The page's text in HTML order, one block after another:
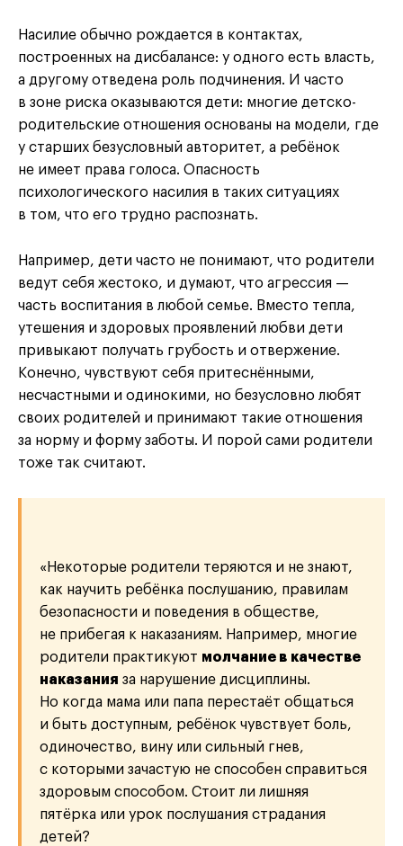
Насилие обычно рождается в контактах,
построенных на дисбалансе: у одного есть власть,
а другому отведена роль подчинения. И часто
в зоне риска оказываются дети: многие детско-
родительские отношения основаны на модели, где
у старших безусловный авторитет, а ребёнок
не имеет права голоса. Опасность
психологического насилия в таких ситуациях
в том, что его трудно распознать.
Например, дети часто не понимают, что родители
ведут себя жестоко, и думают, что агрессия —
часть воспитания в любой семье. Вместо тепла,
утешения и здоровых проявлений любви дети
привыкают получать грубость и отвержение.
Конечно, чувствуют себя притеснёнными,
несчастными и одинокими, но безусловно любят
своих родителей и принимают такие отношения
за норму и форму заботы. И порой сами родители
тоже так считают.
«Некоторые родители теряются и не знают,
как научить ребёнка послушанию, правилам
безопасности и поведения в обществе,
не прибегая к наказаниям. Например, многие
родители практикуют молчание в качестве
наказания за нарушение дисциплины.
Но когда мама или папа перестаёт общаться
и быть доступным, ребёнок чувствует боль,
одиночество, вину или сильный гнев,
с которыми зачастую не способен справиться
здоровым способом. Стоит ли лишняя
пятёрка или урок послушания страдания
детей?